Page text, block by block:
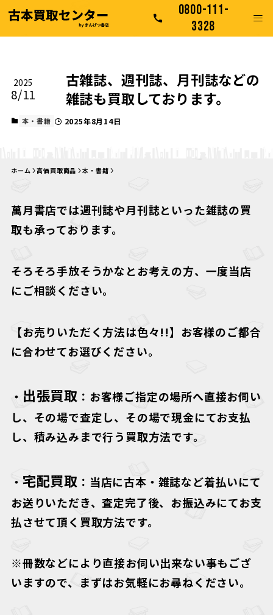
0800-111-
3328
古雑誌、週刊誌、月刊誌などの
雑誌も買取しております。
2025
8/11
本・書籍 2025年8月14日
ホーム 高価買取商品 本・書籍
萬月書店では週刊誌や月刊誌といった雑誌の買
取も承っております。
そろそろ手放そうかなとお考えの方、一度当店
にご相談ください。
【お売りいただく方法は色々!!】 お客様のご都合
に合わせてお選びください。
・ 出張買取 ：お客様ご指定の場所へ直接お伺い
し、その場で査定し、その場で現金にてお支払
し、積み込みまで行う買取方法です。
・ 宅配買取 ：当店に古本・雑誌など着払いにて
お送りいただき、査定完了後、お振込みにてお支
払させて頂く買取方法です。
※冊数などにより直接お伺い出来ない事もござ
いますので、まずはお気軽にお尋ねください。